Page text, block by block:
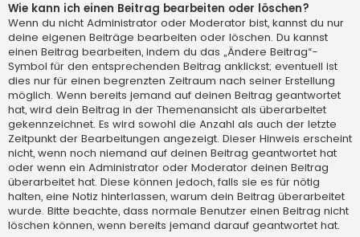
Wie kann ich einen Beitrag bearbeiten oder löschen?
Wenn du nicht Administrator oder Moderator bist, kannst du nur
deine eigenen Beiträge bearbeiten oder löschen. Du kannst
einen Beitrag bearbeiten, indem du das „Ändere Beitrag“-
Symbol für den entsprechenden Beitrag anklickst; eventuell ist
dies nur für einen begrenzten Zeitraum nach seiner Erstellung
möglich. Wenn bereits jemand auf deinen Beitrag geantwortet
hat, wird dein Beitrag in der Themenansicht als überarbeitet
gekennzeichnet. Es wird sowohl die Anzahl als auch der letzte
Zeitpunkt der Bearbeitungen angezeigt. Dieser Hinweis erscheint
nicht, wenn noch niemand auf deinen Beitrag geantwortet hat
oder wenn ein Administrator oder Moderator deinen Beitrag
überarbeitet hat. Diese können jedoch, falls sie es für nötig
halten, eine Notiz hinterlassen, warum dein Beitrag überarbeitet
wurde. Bitte beachte, dass normale Benutzer einen Beitrag nicht
löschen können, wenn bereits jemand darauf geantwortet hat.